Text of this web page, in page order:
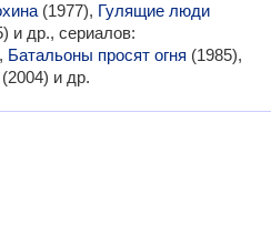
(1977), Гулящие люди
и др., сериалов:
Батальоны просят огня (1985),
(2004) и др.